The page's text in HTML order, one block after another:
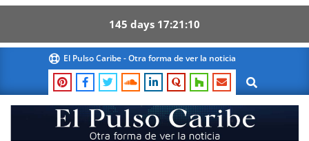
145 days 17 21 08
content
El Pulso Caribe - Otra forma de ver la noticia
Search